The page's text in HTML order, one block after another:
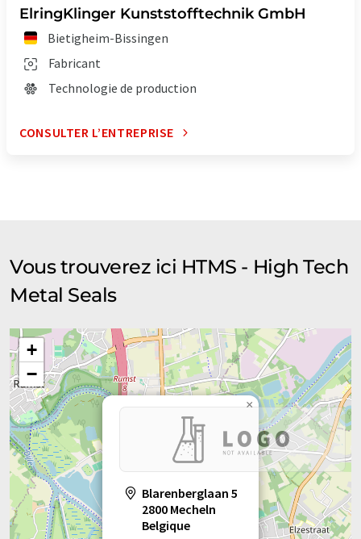
ElringKlinger Kunststofftechnik GmbH
Bietigheim-Bissingen
Fabricant
Technologie de production
CONSULTER L’ENTREPRISE
Vous trouverez ici HTMS - High Tech
Metal Seals
Blarenberglaan 5
2800 Mecheln
Belgique
×
+
−